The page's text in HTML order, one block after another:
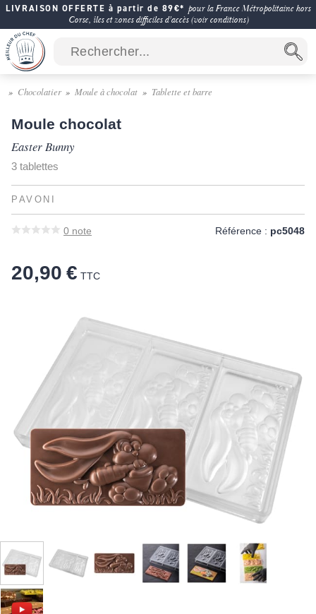
LIVRAISON OFFERTE à partir de 89€* pour la France Métropolitaine hors
Corse, îles et zones difficiles d'accès (voir conditions)
Chocolatier Moule à chocolat Tablette et barre
Moule chocolat
Easter Bunny
3 tablettes
PAVONI
0 note Référence : pc5048
20,90 € TTC